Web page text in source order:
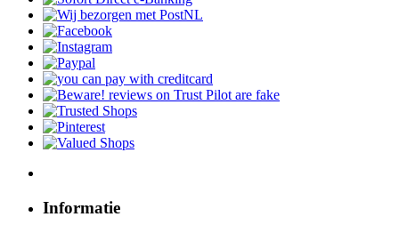
Informatie